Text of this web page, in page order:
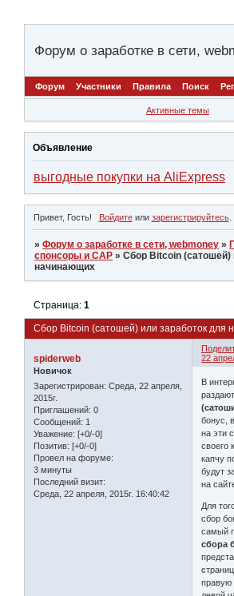
Форум о заработке в сети,
Форум Участники Правила Поиск
Активные темы
Объявление
выгодные покупки на AliExpress
Привет, Гость! Войдитеили зарегистрируйтесь.
»Форум о заработке в сети, webmoney »
спонсоры и САР »Сбор Bitcoin (сатошей)
начинающих
Сбор Bitcoin (сатошей) или заработок для
Страница:1
22
spiderweb
Новичок
Зарегистрирован: Среда, 22 апреля,
2015г.
Приглашений: 0
Сообщений: 1
Уважение: [+0/-0]
Позитив: [+0/-0]
Провел на форуме:
3 минуты
Последний визит:
Среда, 22 апреля, 2015г. 16:40:42
В
бонус,
на эти
своего
капчу
будут
на
Для
сбор
самый
сбора
правую